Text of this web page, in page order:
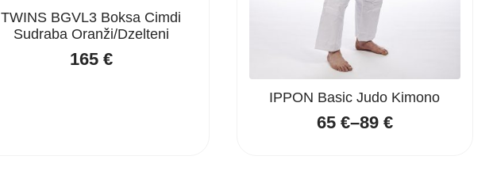
TWINS BGVL3 Boksa Cimdi
Sudraba Oranži/Dzelteni
165 €
IPPON Basic Judo Kimono
65 €–89 €
Price